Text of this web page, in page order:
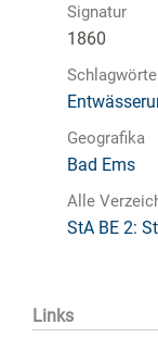
Signatur
1860
Geografika
Bad Ems
Alle
StA BE 2:
Links